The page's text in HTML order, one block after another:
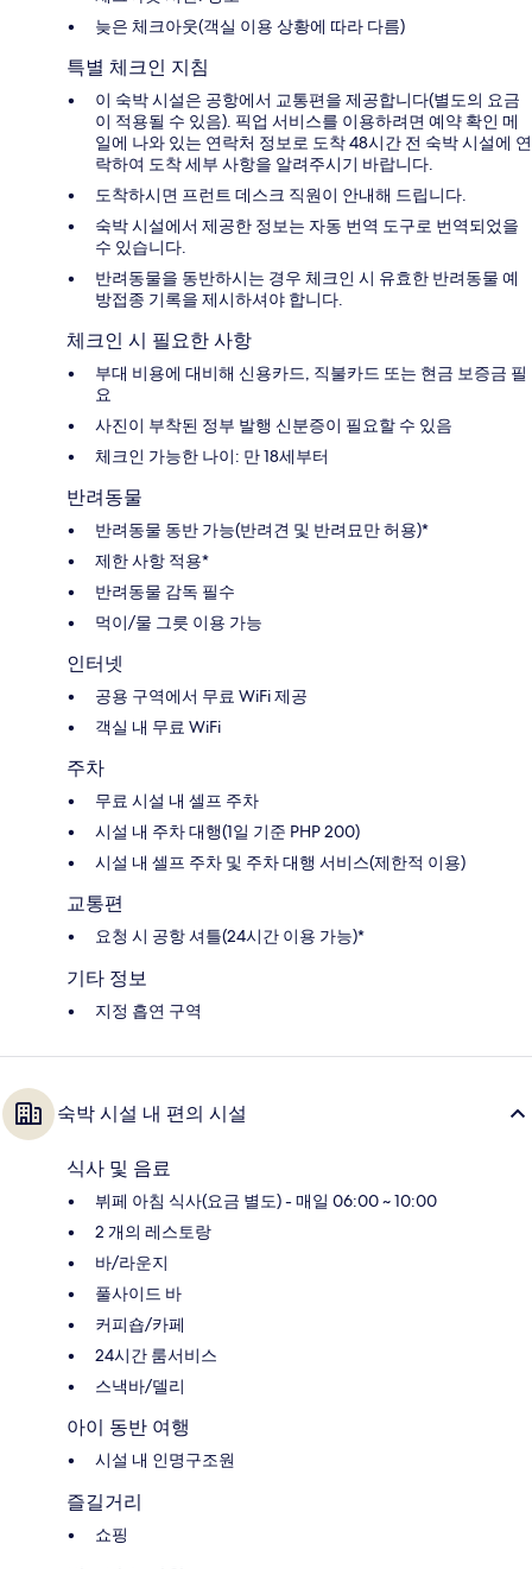
늦은 체크아웃(객실 이용 상황에 따라 다름)
특별 체크인 지침
이 숙박 시설은 공항에서 교통편을 제공합니다(별도의 요금
이 적용될 수 있음). 픽업 서비스를 이용하려면 예약 확인 메
일에 나와 있는 연락처 정보로 도착 48시간 전 숙박 시설에 연
락하여 도착 세부 사항을 알려주시기 바랍니다.
도착하시면 프런트 데스크 직원이 안내해 드립니다.
숙박 시설에서 제공한 정보는 자동 번역 도구로 번역되었을
수 있습니다.
반려동물을 동반하시는 경우 체크인 시 유효한 반려동물 예
방접종 기록을 제시하셔야 합니다.
체크인 시 필요한 사항
부대 비용에 대비해 신용카드, 직불카드 또는 현금 보증금 필
요
사진이 부착된 정부 발행 신분증이 필요할 수 있음
체크인 가능한 나이: 만 18세부터
반려동물
반려동물 동반 가능(반려견 및 반려묘만 허용)*
제한 사항 적용*
반려동물 감독 필수
먹이/물 그릇 이용 가능
인터넷
공용 구역에서 무료 WiFi 제공
객실 내 무료 WiFi
주차
무료 시설 내 셀프 주차
시설 내 주차 대행(1일 기준 PHP 200)
시설 내 셀프 주차 및 주차 대행 서비스(제한적 이용)
교통편
요청 시 공항 셔틀(24시간 이용 가능)*
기타 정보
지정 흡연 구역
숙박 시설 내 편의 시설
식사 및 음료
뷔페 아침 식사(요금 별도) - 매일 06:00 ~ 10:00
2 개의 레스토랑
바/라운지
풀사이드 바
커피숍/카페
24시간 룸서비스
스낵바/델리
아이 동반 여행
시설 내 인명구조원
즐길거리
쇼핑